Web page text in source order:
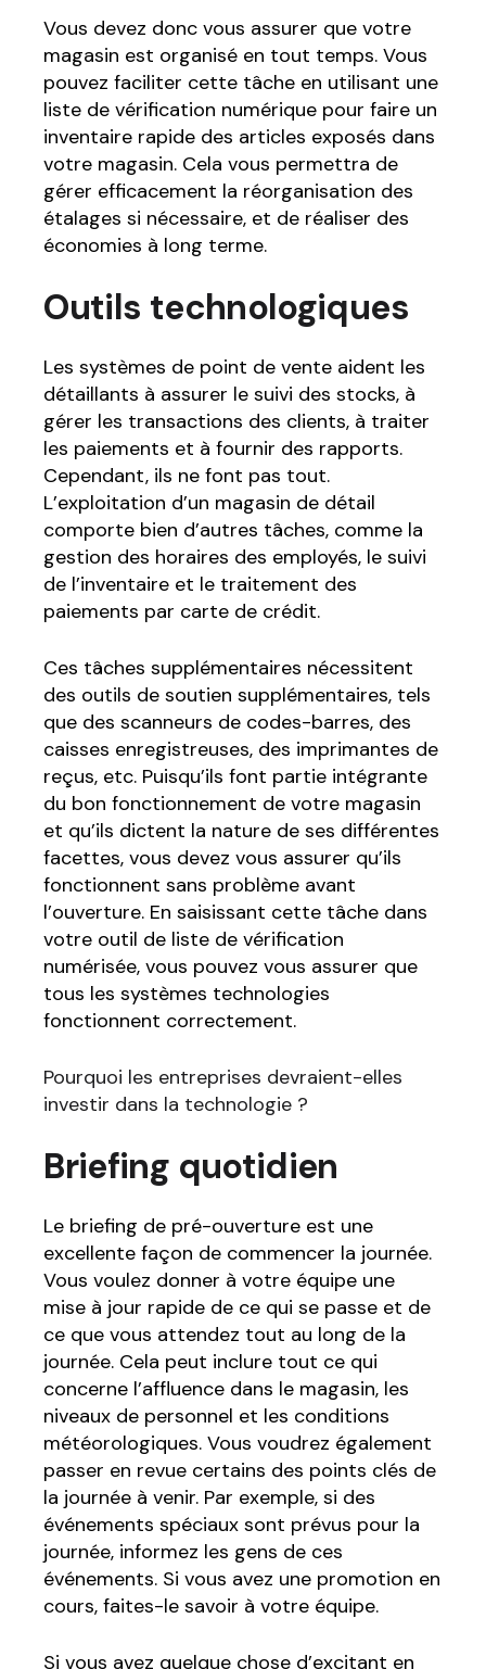
Vous devez donc vous assurer que votre
magasin est organisé en tout temps. Vous
pouvez faciliter cette tâche en utilisant une
liste de vérification numérique pour faire un
inventaire rapide des articles exposés dans
votre magasin. Cela vous permettra de
gérer efficacement la réorganisation des
étalages si nécessaire, et de réaliser des
économies à long terme.
Outils technologiques
Les systèmes de point de vente aident les
détaillants à assurer le suivi des stocks, à
gérer les transactions des clients, à traiter
les paiements et à fournir des rapports.
Cependant, ils ne font pas tout.
L’exploitation d’un magasin de détail
comporte bien d’autres tâches, comme la
gestion des horaires des employés, le suivi
de l’inventaire et le traitement des
paiements par carte de crédit.
Ces tâches supplémentaires nécessitent
des outils de soutien supplémentaires, tels
que des scanneurs de codes-barres, des
caisses enregistreuses, des imprimantes de
reçus, etc. Puisqu’ils font partie intégrante
du bon fonctionnement de votre magasin
et qu’ils dictent la nature de ses différentes
facettes, vous devez vous assurer qu’ils
fonctionnent sans problème avant
l’ouverture. En saisissant cette tâche dans
votre outil de liste de vérification
numérisée, vous pouvez vous assurer que
tous les systèmes technologies
fonctionnent correctement.
Pourquoi les entreprises devraient-elles
investir dans la technologie ?
Briefing quotidien
Le briefing de pré-ouverture est une
excellente façon de commencer la journée.
Vous voulez donner à votre équipe une
mise à jour rapide de ce qui se passe et de
ce que vous attendez tout au long de la
journée. Cela peut inclure tout ce qui
concerne l’affluence dans le magasin, les
niveaux de personnel et les conditions
météorologiques. Vous voudrez également
passer en revue certains des points clés de
la journée à venir. Par exemple, si des
événements spéciaux sont prévus pour la
journée, informez les gens de ces
événements. Si vous avez une promotion en
cours, faites-le savoir à votre équipe.
Si vous avez quelque chose d’excitant en